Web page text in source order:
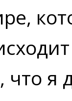
что